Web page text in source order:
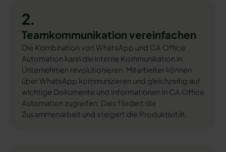
2.
Teamkommunikation vereinfachen
Die Kombination von WhatsApp und CA Office
Automation kann die interne Kommunikation in
Unternehmen revolutionieren. Mitarbeiter können
über WhatsApp kommunizieren und gleichzeitig auf
wichtige Dokumente und Informationen in CA Office
Automation zugreifen. Dies fördert die
Zusammenarbeit und steigert die Produktivität.